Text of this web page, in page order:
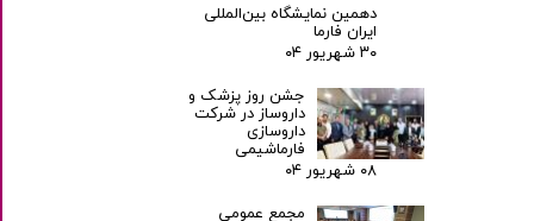
دهمین نمایشگاه بین‌المللی
ایران فارما
۳۰ شهریور ۰۴
جشن روز پزشک و
داروساز در شرکت
داروسازی
فارماشیمی
۰۸ شهریور ۰۴
مجمع عمومی